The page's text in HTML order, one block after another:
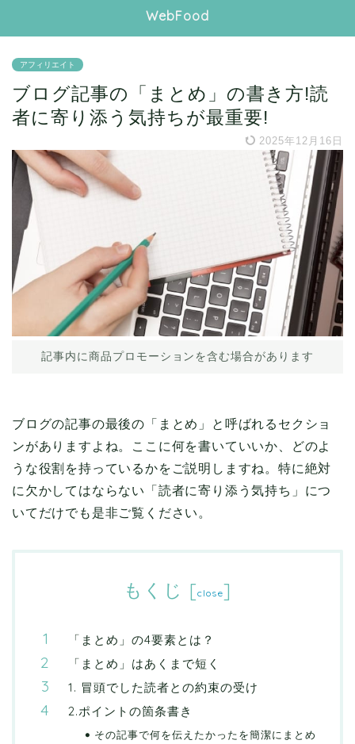
WebFood
アフィリエイト
ブログ記事の「まとめ」の書き方!読
者に寄り添う気持ちが最重要!
2025年12月16日
記事内に商品プロモーションを含む場合があります
ブログの記事の最後の「まとめ」と呼ばれるセクショ
ンがありますよね。ここに何を書いていいか、どのよ
うな役割を持っているかをご説明しますね。特に絶対
に欠かしてはならない「読者に寄り添う気持ち」につ
いてだけでも是非ご覧ください。
もくじ [close]
「まとめ」の4要素とは？
「まとめ」はあくまで短く
1. 冒頭でした読者との約束の受け
2.ポイントの箇条書き
その記事で何を伝えたかったを簡潔にまとめ